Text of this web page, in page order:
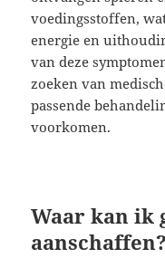
voedingsstoffen,
energie en
van deze
zoeken van
passende
voorkomen.
Waar kan ik
aanschaffen?